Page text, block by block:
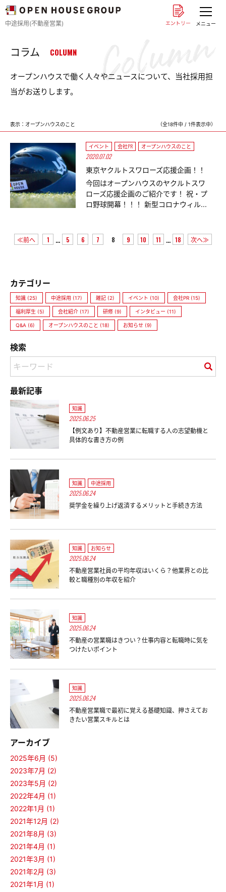
中途採用(不動産営業) メニュー
コラム COLUMN
オープンハウスで働く人々やニュースについて、当社採用担
当がお送りします。
表示：オープンハウスのこと （全18件中 / 1件表示中）
イベント 会社PR オープンハウスのこと
2020.07.02
東京ヤクルトスワローズ応援企画！！
今回はオープンハウスのヤクルトスワ
ローズ応援企画のご紹介です！ 祝・プ
ロ野球開幕！！！ 新型コロナウィル...
≪前へ 1 ... 5 6 7 8 9 10 11 ... 18 次へ≫
カテゴリー
知識 (25) 中途採用 (17) 雑記 (2) イベント (10) 会社PR (15)
福利厚生 (5) 会社紹介 (17) 研修 (9) インタビュー (11)
Q&A (6) オープンハウスのこと (18) お知らせ (9)
検索
最新記事
知識
2025.06.25
【例文あり】不動産営業に転職する人の志望動機と
具体的な書き方の例
知識 中途採用
2025.06.24
奨学金を繰り上げ返済するメリットと手続き方法
知識 お知らせ
2025.06.24
不動産営業社員の平均年収はいくら？他業界との比
較と職種別の年収を紹介
知識
2025.06.24
不動産の営業職はきつい？仕事内容と転職時に気を
つけたいポイント
知識
2025.06.24
不動産営業職で最初に覚える基礎知識、押さえてお
きたい営業スキルとは
アーカイブ
2025年6月 (5)
2023年7月 (2)
2023年5月 (2)
2022年4月 (1)
2022年1月 (1)
2021年12月 (2)
2021年8月 (3)
2021年4月 (1)
2021年3月 (1)
2021年2月 (3)
2021年1月 (1)